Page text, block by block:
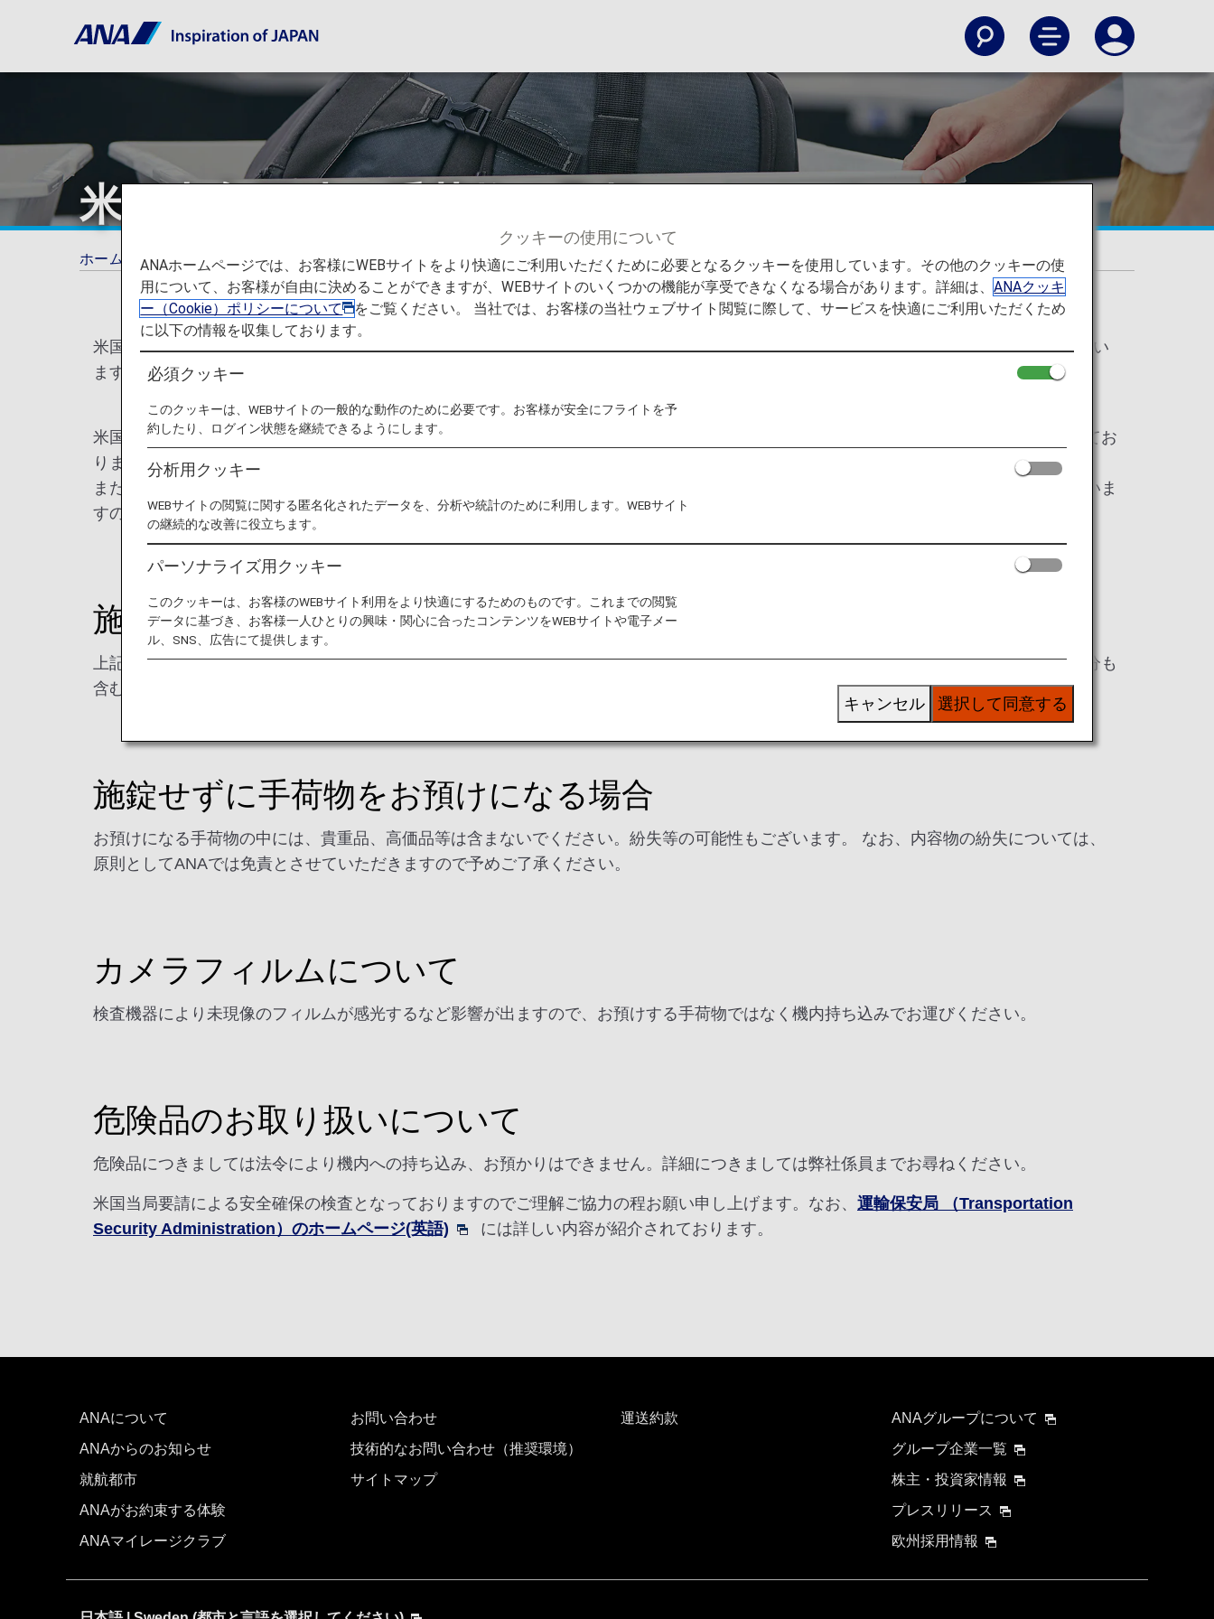
米国出入国時の手荷物の取扱いについて
ホーム ご旅行の準備 手荷物 お預かりする手荷物 米国出入国時の手荷物の取扱いについて
米国当局(運輸保安局：Transportation Security Administration)より、爆弾テロ等への警戒強化を機に新しい手荷物検査体制の通知がされてい
ます。
米国の各空港を出発または、乗り継ぎされるお客様がお預けになる手荷物については、「預ける手荷物には施錠しない」ことが求められてお
ります。検査結果、不審物反応等が認められる場合、当局係員による中身の検査が行われることがございます。
また施錠されている手荷物は、状況によっては当局判断により手荷物所有者、航空会社への告知なしに鍵を壊して検査される場合もございま
すのでご留意ください。
施錠して手荷物をお預けになる場合
上記内容をご留意の上、貴重品、高価品等は含まず、手荷物をお預けください。なお、米国当局による検査によって生じた手荷物（鍵部分も
含む）の破損・没収については、ANAでは免責とさせていただきますので予めご了承ください。
施錠せずに手荷物をお預けになる場合
お預けになる手荷物の中には、貴重品、高価品等は含まないでください。紛失等の可能性もございます。 なお、内容物の紛失については、
原則としてANAでは免責とさせていただきますので予めご了承ください。
カメラフィルムについて
検査機器により未現像のフィルムが感光するなど影響が出ますので、お預けする手荷物ではなく機内持ち込みでお運びください。
危険品のお取り扱いについて
危険品につきましては法令により機内への持ち込み、お預かりはできません。詳細につきましては弊社係員までお尋ねください。
米国当局要請による安全確保の検査となっておりますのでご理解ご協力の程お願い申し上げます。なお、 運輸保安局 （Transportation
Security Administration）のホームページ(英語)
には詳しい内容が紹介されております。
ANAについて
ANAからのお知らせ
就航都市
ANAがお約束する体験
ANAマイレージクラブ
お問い合わせ
技術的なお問い合わせ（推奨環境）
サイトマップ
運送約款
ANAグループについて
グループ企業一覧
株主・投資家情報
プレスリリース
欧州採用情報
クッキーの使用について
ANAホームページでは、お客様にWEBサイトをより快適にご利用いただくために必要となるクッキーを使用しています。その他のクッキーの使
用について、お客様が自由に決めることができますが、WEBサイトのいくつかの機能が享受できなくなる場合があります。詳細は、ANAクッキ
ー（Cookie）ポリシーについて
をご覧ください。 当社では、お客様の当社ウェブサイト閲覧に際して、サービスを快適にご利用いただくため
に以下の情報を収集しております。
必須クッキー
このクッキーは、WEBサイトの一般的な動作のために必要です。お客様が安全にフライトを予
約したり、ログイン状態を継続できるようにします。
分析用クッキー
WEBサイトの閲覧に関する匿名化されたデータを、分析や統計のために利用します。WEBサイト
の継続的な改善に役立ちます。
パーソナライズ用クッキー
このクッキーは、お客様のWEBサイト利用をより快適にするためのものです。これまでの閲覧
データに基づき、お客様一人ひとりの興味・関心に合ったコンテンツをWEBサイトや電子メー
ル、SNS、広告にて提供します。
選択して同意する
キャンセル